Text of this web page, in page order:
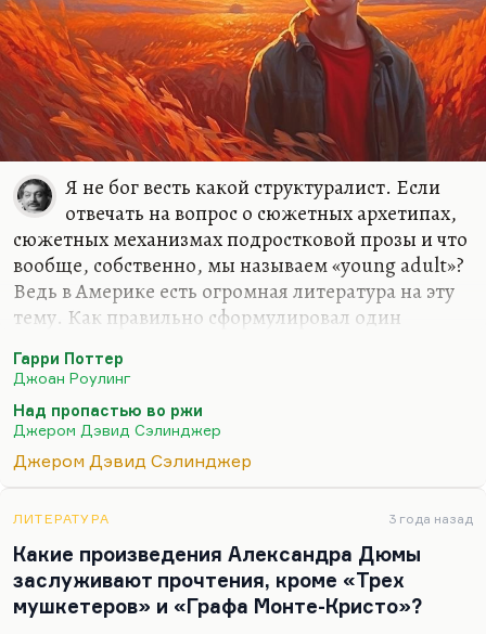
Я не бог весть какой структуралист. Если
отвечать на вопрос о сюжетных архетипах,
сюжетных механизмах подростковой прозы и что
вообще, собственно, мы называем «young adult»?
Ведь в Америке есть огромная литература на эту
тему. Как правильно сформулировал один
однофамилец нашего замечательного философа:
«Понятие «подросток» и понятие «литература»
крайне трудно определимы»
считать подростком существо от 12 до 19, до 18
лет, а подростковой литературой – литературу,
мятущегося героя, который противостоит классу,
обществу, родителям. Иными словами,
находится с миром, что…
Гарри Поттер
Джоан Роулинг
Над пропастью во ржи
Джером Дэвид Сэлинджер
Джером Дэвид Сэлинджер
ЛИТЕРАТУРА 3 года назад
Какие произведения Александра Дюмы
заслуживают прочтения, кроме «Трех
мушкетеров» и «Графа Монте-Кристо»?